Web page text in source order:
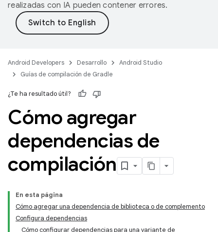
realizadas con IA pueden contener errores.
Android Developers Desarrollo
Android Studio
Guías de compilación de Gradle
¿Te ha resultado útil?
Cómo agregar
dependencias de
compilación
En esta página
Cómo agregar una dependencia de biblioteca o de complemento
Configura dependencias
Cómo configurar dependencias para una variante de